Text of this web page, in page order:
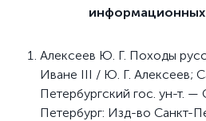
информационных
Алексеев Ю. Г. Походы
Иване III / Ю. Г. Алексеев;
Петербургский гос. ун-т. —
Петербург: Изд-во Санкт-